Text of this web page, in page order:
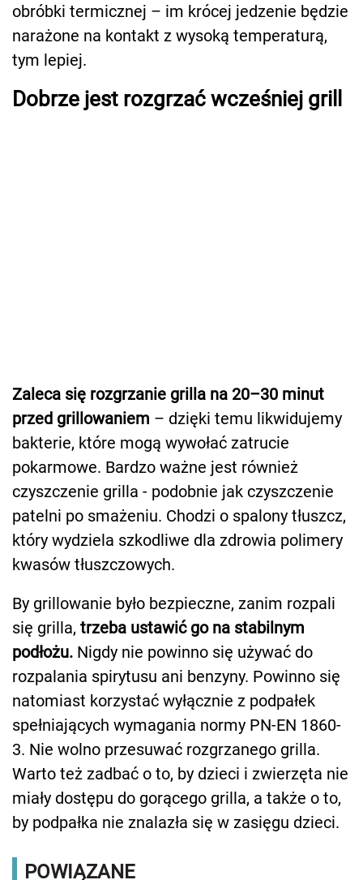
obróbki termicznej – im krócej jedzenie będzie
narażone na kontakt z wysoką temperaturą,
tym lepiej.
Dobrze jest rozgrzać wcześniej grill
Zaleca się rozgrzanie grilla na 20–30 minut
przed grillowaniem – dzięki temu likwidujemy
bakterie, które mogą wywołać zatrucie
pokarmowe. Bardzo ważne jest również
czyszczenie grilla - podobnie jak czyszczenie
patelni po smażeniu. Chodzi o spalony tłuszcz,
który wydziela szkodliwe dla zdrowia polimery
kwasów tłuszczowych.
By grillowanie było bezpieczne, zanim rozpali
się grilla, trzeba ustawić go na stabilnym
podłożu. Nigdy nie powinno się używać do
rozpalania spirytusu ani benzyny. Powinno się
natomiast korzystać wyłącznie z podpałek
spełniających wymagania normy PN-EN 1860-
3. Nie wolno przesuwać rozgrzanego grilla.
Warto też zadbać o to, by dzieci i zwierzęta nie
miały dostępu do gorącego grilla, a także o to,
by podpałka nie znalazła się w zasięgu dzieci.
POWIĄZANE